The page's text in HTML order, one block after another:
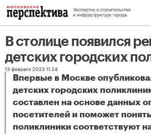
В столице появился
детских городских
13 февраля 2023 11:24
Впервые в Москве
детских городских
составлен на основе данных
посетителей и поможет
поликлиники соответствуют